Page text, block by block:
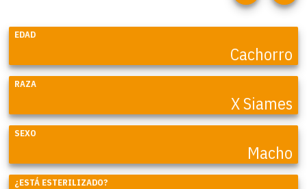
EDAD
Cachorro
RAZA
X Siames
SEXO
Macho
¿ESTÁ ESTERILIZADO?